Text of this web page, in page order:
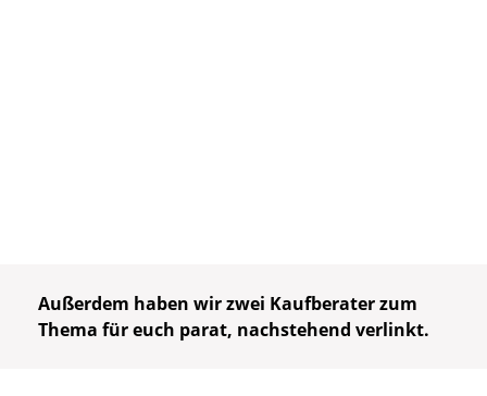
Außerdem haben wir zwei Kaufberater zum
Thema für euch parat, nachstehend verlinkt.